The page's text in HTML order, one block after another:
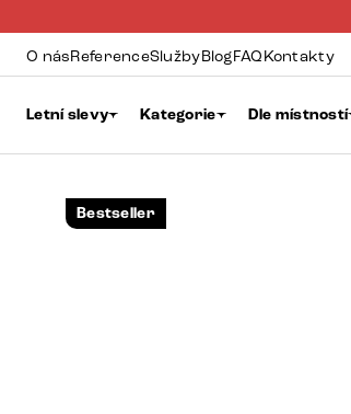
O násReferenceSlužbyBlogFAQKontakty
Letní slevy Kategorie Dle místností
Bestseller